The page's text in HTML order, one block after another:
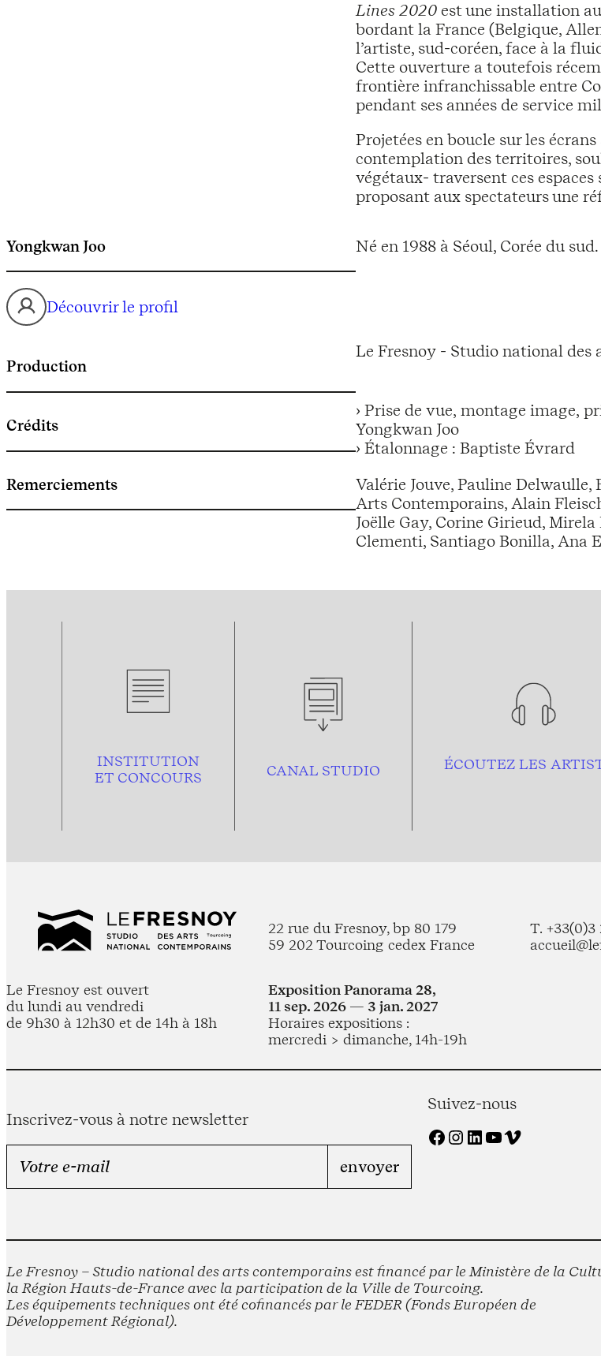
Lines 2020est une installation
bordant la France (Belgique,
l’artiste, sud-coréen, face à la
Cette ouverture a toutefois
frontière infranchissable entre
pendant ses années de service
Projetées en boucle sur les
contemplation des territoires,
végétaux- traversent ces
proposant aux spectateurs une
Yongkwan Joo
Découvrir le profil
Né en 1988 à Séoul, Corée du
Production
Le Fresnoy - Studio national des
Crédits
› Prise de vue, montage image,
Yongkwan Joo
› Étalonnage : Baptiste Évrard
Remerciements
Valérie Jouve, Pauline
Arts Contemporains, Alain
Joëlle Gay, Corine Girieud,
Clementi, Santiago Bonilla, Ana
INSTITUTION
ET CONCOURS
CANAL STUDIO ÉCOUTEZ LES
22 rue du Fresnoy, bp 80 179
59 202 Tourcoing cedex France
T. +33(0)3
Le Fresnoy est ouvert
du lundi au vendredi
de 9h30 à 12h30 et de 14h à 18h
Exposition Panorama 28,
11 sep. 2026 — 3 jan. 2027
Horaires expositions :
mercredi > dimanche, 14h-19h
Inscrivez-vous à notre newsletter
Suivez-nous
Facebook Instagram LinkedIn YouTube Vimeo
Le Fresnoy – Studio national des arts contemporains est financé par le Ministère de la
la Région Hauts-de-France avec la participation de la Ville de Tourcoing.
Les équipements techniques ont été cofinancés par le FEDER (Fonds Européen de
Développement Régional).